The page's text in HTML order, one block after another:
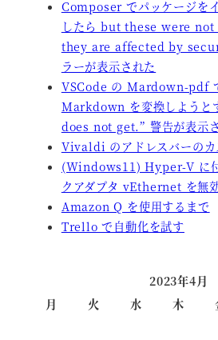
Composer でパッケージを
したら but these were
they are affected by
ラーが表示された
VSCode の Mardown-pdf
Markdown を変換しよう
does not get.” 警告が表示
Vivaldi のアドレスバーのカ
(Windows11) Hyper-V に
クアダプタ vEthernet を無
Amazon Q を使用するまで
Trello で自動化を試す
2023年4月
月
火 水 木